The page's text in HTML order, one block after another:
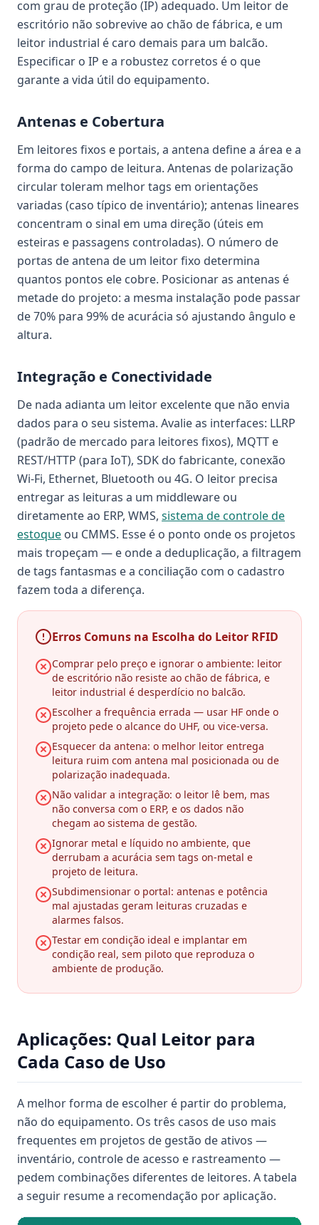
com grau de proteção (IP) adequado. Um leitor de
escritório não sobrevive ao chão de fábrica, e um
leitor industrial é caro demais para um balcão.
Especificar o IP e a robustez corretos é o que
garante a vida útil do equipamento.
Antenas e Cobertura
Em leitores fixos e portais, a antena define a área e a
forma do campo de leitura. Antenas de polarização
circular toleram melhor tags em orientações
variadas (caso típico de inventário); antenas lineares
concentram o sinal em uma direção (úteis em
esteiras e passagens controladas). O número de
portas de antena de um leitor fixo determina
quantos pontos ele cobre. Posicionar as antenas é
metade do projeto: a mesma instalação pode passar
de 70% para 99% de acurácia só ajustando ângulo e
altura.
Integração e Conectividade
De nada adianta um leitor excelente que não envia
dados para o seu sistema. Avalie as interfaces: LLRP
(padrão de mercado para leitores fixos), MQTT e
REST/HTTP (para IoT), SDK do fabricante, conexão
Wi-Fi, Ethernet, Bluetooth ou 4G. O leitor precisa
entregar as leituras a um middleware ou
diretamente ao ERP, WMS, sistema de controle de
estoque ou CMMS. Esse é o ponto onde os projetos
mais tropeçam — e onde a deduplicação, a filtragem
de tags fantasmas e a conciliação com o cadastro
fazem toda a diferença.
Erros Comuns na Escolha do Leitor RFID
Comprar pelo preço e ignorar o ambiente: leitor
de escritório não resiste ao chão de fábrica, e
leitor industrial é desperdício no balcão.
Escolher a frequência errada — usar HF onde o
projeto pede o alcance do UHF, ou vice-versa.
Esquecer da antena: o melhor leitor entrega
leitura ruim com antena mal posicionada ou de
polarização inadequada.
Não validar a integração: o leitor lê bem, mas
não conversa com o ERP, e os dados não
chegam ao sistema de gestão.
Ignorar metal e líquido no ambiente, que
derrubam a acurácia sem tags on-metal e
projeto de leitura.
Subdimensionar o portal: antenas e potência
mal ajustadas geram leituras cruzadas e
alarmes falsos.
Testar em condição ideal e implantar em
condição real, sem piloto que reproduza o
ambiente de produção.
Aplicações: Qual Leitor para
Cada Caso de Uso
A melhor forma de escolher é partir do problema,
não do equipamento. Os três casos de uso mais
frequentes em projetos de gestão de ativos —
inventário, controle de acesso e rastreamento —
pedem combinações diferentes de leitores. A tabela
a seguir resume a recomendação por aplicação.